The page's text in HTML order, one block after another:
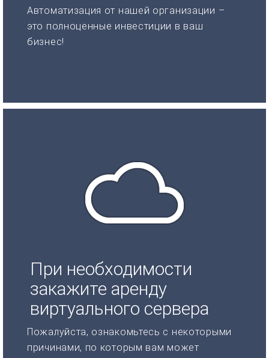
Автоматизация от нашей организации –
это полноценные инвестиции в ваш
бизнес!
При необходимости
закажите аренду
виртуального сервера
Пожалуйста, ознакомьтесь с некоторыми
причинами, по которым вам может